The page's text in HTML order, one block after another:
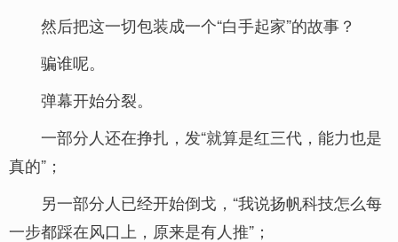
然后把这一切包装成一个“白手起家”的故事？
骗谁呢。
弹幕开始分裂。
一部分人还在挣扎，发“就算是红三代，能力也是
真的”；
另一部分人已经开始倒戈，“我说扬帆科技怎么每
一步都踩在风口上，原来是有人推”；